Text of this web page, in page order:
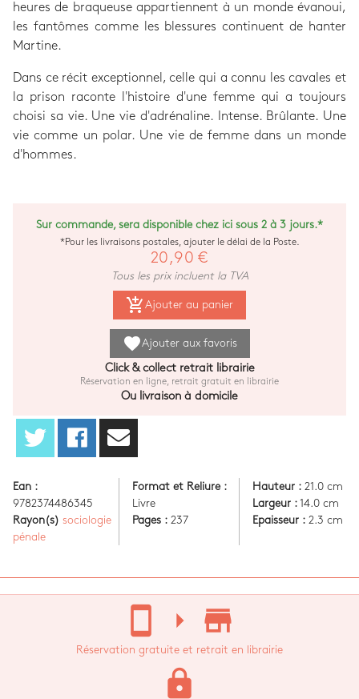
heures de braqueuse appartiennent à un monde évanoui,
les fantômes comme les blessures continuent de hanter
Martine.
Dans ce récit exceptionnel, celle qui a connu les cavales et
la prison raconte l'histoire d'une femme qui a toujours
choisi sa vie. Une vie d'adrénaline. Intense. Brûlante. Une
vie comme un polar. Une vie de femme dans un monde
d'hommes.
Sur commande, sera disponible chez ici sous 2 à 3 jours.*
*Pour les livraisons postales, ajouter le délai de la Poste.
20,90 €
Tous les prix incluent la TVA
add_shopping_cart Ajouter au panier
favoriteAjouter aux favoris
Click & collect retrait librairie
Réservation en ligne, retrait gratuit en librairie
Ou livraison à domicile
Ean :
9782374486345
Rayon(s) sociologie
pénale
Format et Reliure :
Livre
Pages : 237
Hauteur :21.0 cm
Largeur :14.0 cm
Epaisseur :2.3 cm
stay_current_portrait arrow_right store_mall_directory
Réservation gratuite et retrait en librairie
lock